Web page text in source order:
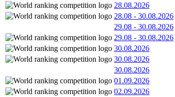
28.08.2026
28.08 - 30.08.2026
29.08 - 30.08.2026
29.08 - 30.08.2026
30.08.2026
30.08.2026
30.08.2026
01.09.2026
02.09.2026